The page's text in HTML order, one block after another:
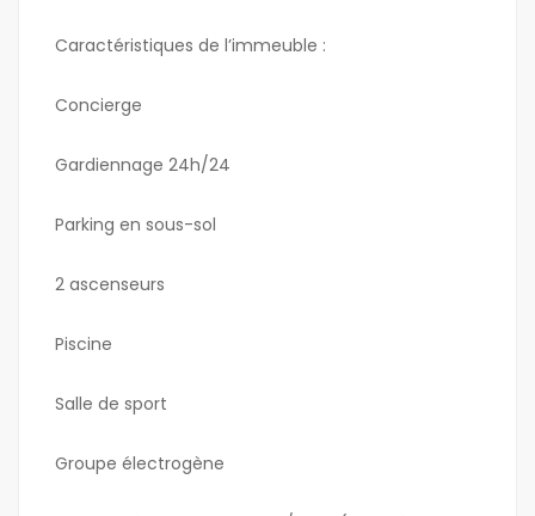
Caractéristiques de l’immeuble :
Concierge
Gardiennage 24h/24
Parking en sous-sol
2 ascenseurs
Piscine
Salle de sport
Groupe électrogène